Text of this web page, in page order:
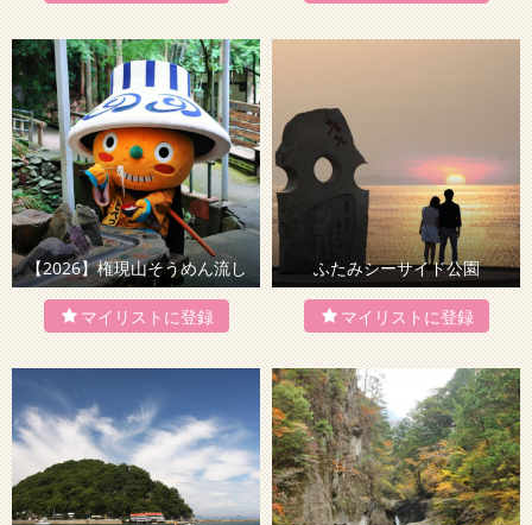
【2026】権現山そうめん流し ふたみシーサイド公園